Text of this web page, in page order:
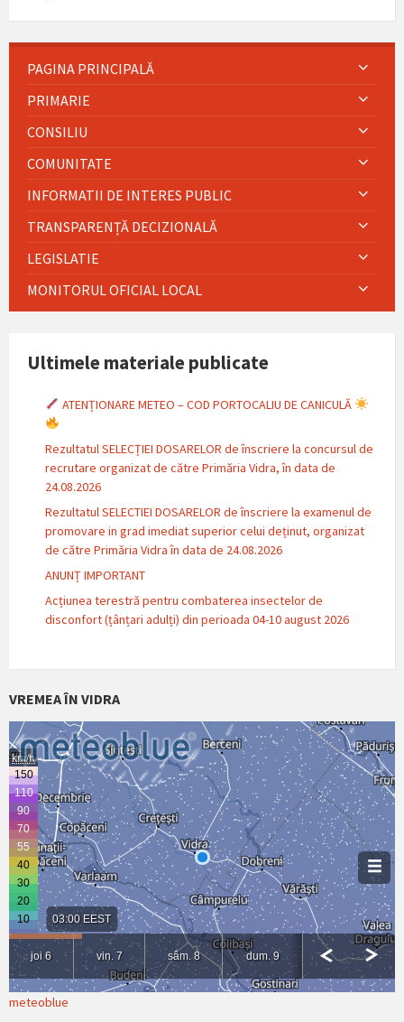
PAGINA PRINCIPALĂ
PRIMARIE
CONSILIU
COMUNITATE
INFORMATII DE INTERES PUBLIC
TRANSPARENȚĂ DECIZIONALĂ
LEGISLATIE
MONITORUL OFICIAL LOCAL
Ultimele materiale publicate
ATENȚIONARE METEO – COD PORTOCALIU DE CANICULĂ
Rezultatul SELECȚIEI DOSARELOR de înscriere la concursul de
recrutare organizat de către Primăria Vidra, în data de
24.08.2026
Rezultatul SELECTIEI DOSARELOR de înscriere la examenul de
promovare in grad imediat superior celui deținut, organizat
de către Primăria Vidra în data de 24.08.2026
ANUNȚ IMPORTANT
Acțiunea terestră pentru combaterea insectelor de
disconfort (țânțari adulți) din perioada 04-10 august 2026
VREMEA ÎN VIDRA
meteoblue